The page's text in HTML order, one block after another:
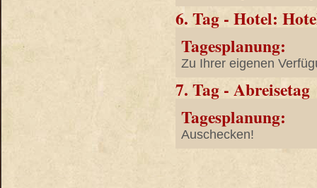
6. Tag - Hotel:
Tagesplanung:
Zu Ihrer eigenen
7. Tag - Abreisetag
Tagesplanung:
Auschecken!